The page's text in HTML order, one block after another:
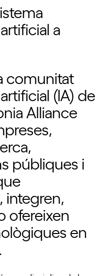
a
comunitat
(IA) de
Alliance
públiques i
integren,
ofereixen
en